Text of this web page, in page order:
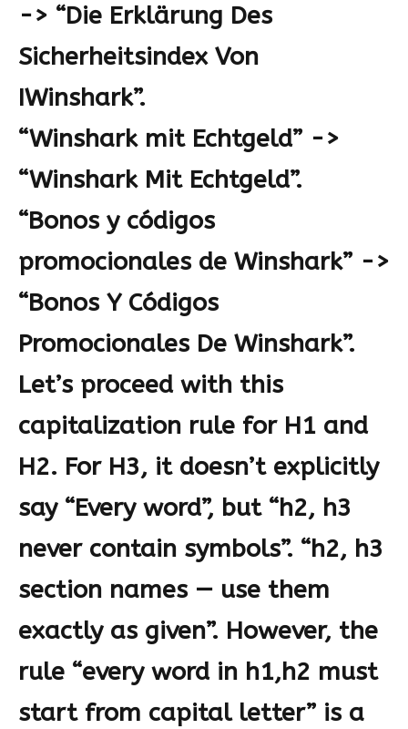
-> “Die Erklärung Des
Sicherheitsindex Von
IWinshark”.
“Winshark mit Echtgeld” ->
“Winshark Mit Echtgeld”.
“Bonos y códigos
promocionales de Winshark” ->
“Bonos Y Códigos
Promocionales De Winshark”.
Let’s proceed with this
capitalization rule for H1 and
H2. For H3, it doesn’t explicitly
say “Every word”, but “h2, h3
never contain symbols”. “h2, h3
section names — use them
exactly as given”. However, the
rule “every word in h1,h2 must
start from capital letter” is a